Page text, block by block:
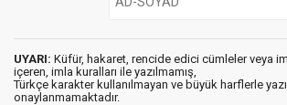
UYARI: Küfür, hakaret, rencide edici cümleler veya
içeren, imla kuralları ile yazılmamış,
Türkçe karakter kullanılmayan ve büyük harflerle
onaylanmamaktadır.